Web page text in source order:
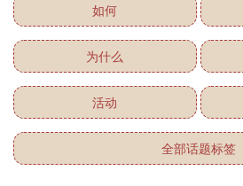
如何
为什么
活动
全部话题标签